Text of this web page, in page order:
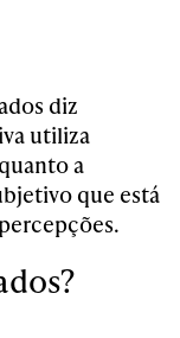
diz
utiliza
a
que está